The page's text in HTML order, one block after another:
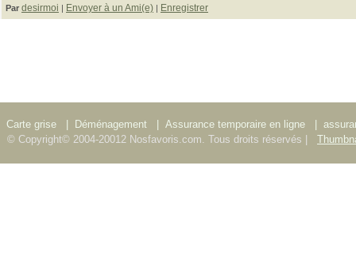
Par desirmoi | Envoyer à un Ami(e) | Enregistrer
Carte grise Déménagement Assurance temporaire en ligne
© Copyright© 2004-20012 Nosfavoris.com. Tous droits réservés |